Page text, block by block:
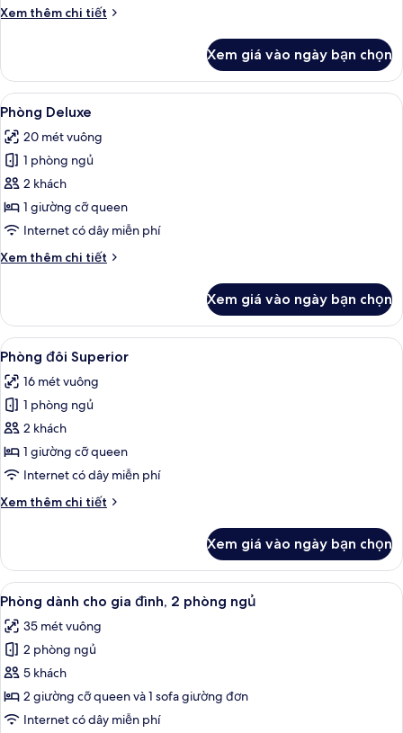
Xem thêm chi tiết
Chi
Phòng
Xem giá vào ngày bạn chọn
Xem
tất
cả
ảnh
Phòng
Deluxe
Phòng Deluxe | Bộ đồ giường cao
12
Phòng Deluxe
20 mét vuông
1 phòng ngủ
2 khách
1 giường cỡ queen
Internet có dây miễn phí
Xem thêm chi tiết
Chi
Phòng
Deluxe
Xem giá vào ngày bạn chọn
Xem
tất
cả
ảnh
Phòng
đôi
Superior
Bộ đồ giường cao cấp, nệm có lớp
10
Phòng đôi Superior
16 mét vuông
1 phòng ngủ
2 khách
1 giường cỡ queen
Internet có dây miễn phí
Xem thêm chi tiết
Chi
Phòng
đôi
Superior
Xem giá vào ngày bạn chọn
Xem
tất
cả
ảnh
Phòng
dành
cho
Bộ đồ giường cao cấp, nệm có lớp
5
Phòng dành cho gia đình, 2 phòng ngủ
35 mét vuông
2 phòng ngủ
5 khách
2 giường cỡ queen và 1 sofa giường đơn
Internet có dây miễn phí